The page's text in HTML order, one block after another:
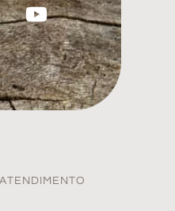
ATENDIMENTO